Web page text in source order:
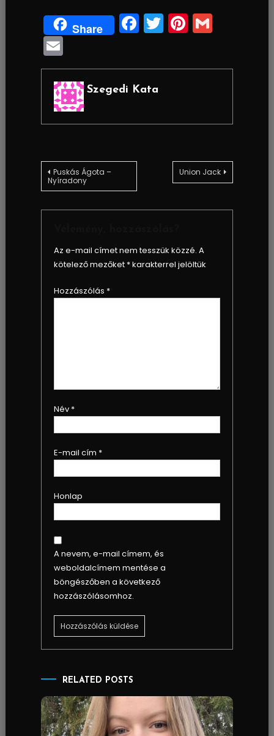
Share Facebook
TwitterPinterest
Gmail
Email
Szegedi Kata
Bejegyzés
Puskás Ágota –
Nyíradony
Union Jack
Az e-mail címet nem tesszük közzé. A
kötelező mezőket *karakterrel jelöltük
Hozzászólás *
Név *
E-mail cím *
Honlap
A nevem, e-mail címem, és
weboldalcímem mentése a
böngészőben a következő
hozzászólásomhoz.
RELATED POSTS